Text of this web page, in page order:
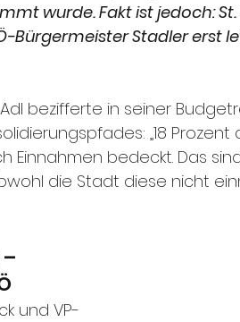
wurde. Fakt ist jedoch:
Bürgermeister Stadler erst
bezifferte in seiner
„18 Prozent
bedeckt. Das sind
die Stadt diese nicht
und VP-